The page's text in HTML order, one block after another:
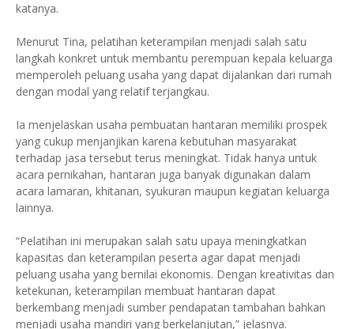
katanya.
Menurut Tina, pelatihan keterampilan menjadi salah satu
langkah konkret untuk membantu perempuan kepala keluarga
memperoleh peluang usaha yang dapat dijalankan dari rumah
dengan modal yang relatif terjangkau.
Ia menjelaskan usaha pembuatan hantaran memiliki prospek
yang cukup menjanjikan karena kebutuhan masyarakat
terhadap jasa tersebut terus meningkat. Tidak hanya untuk
acara pernikahan, hantaran juga banyak digunakan dalam
acara lamaran, khitanan, syukuran maupun kegiatan keluarga
lainnya.
“Pelatihan ini merupakan salah satu upaya meningkatkan
kapasitas dan keterampilan peserta agar dapat menjadi
peluang usaha yang bernilai ekonomis. Dengan kreativitas dan
ketekunan, keterampilan membuat hantaran dapat
berkembang menjadi sumber pendapatan tambahan bahkan
menjadi usaha mandiri yang berkelanjutan,” jelasnya.